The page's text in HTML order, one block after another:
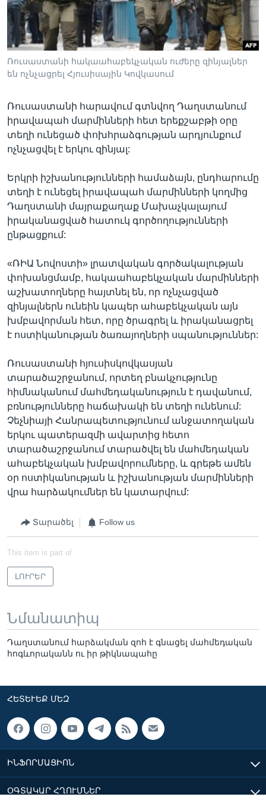
Լեզուներ
Ռուսաստանի հակաահաբեկչական ուժերը զինյալներ
են ոչնչացրել Հյուսիսային Կովկասում
Ռուսաստանի հարավում գտնվող Դաղստանում
իրավապահ մարմինների հետ երեքշաբթի օրը
տեղի ունեցած փոխհրաձգության արդյունքում
ոչնչացվել է երկու զինյալ:
Երկրի իշխանությունների համաձայն, ընդհարումը
տեղի է ունեցել իրավապահ մարմինների կողմից
Դաղստանի մայրաքաղաք Մախաչկալայում
իրականացված հատուկ գործողությունների
ընթացքում:
«ՌԻԱ Նովոստի» լրատվական գործակալության
փոխանցմամբ, հակաահաբեկչական մարմինների
աշխատողները հայտնել են, որ ոչնչացված
զինյալներն ունեին կապեր ահաբեկչական այն
խմբավորման հետ, որը ծրագրել և իրականացրել
է ոստիկանության ծառայողների սպանություններ:
Ռուսաստանի հյուսիսկովկասյան
տարածաշրջանում, որտեղ բնակչությունը
հիմնականում մահմեդականություն է դավանում,
բռնությունները հաճախակի են տեղի ունենում:
Չեչնիայի Հանրապետությունում անջատողական
երկու պատերազմի ավարտից հետո
տարածաշրջանում տարածվել են մահմեդական
ահաբեկչական խմբավորումները, և գրեթե ամեն
օր ոստիկանության և իշխանության մարմինների
վրա հարձակումներ են կատարվում:
Տարածել Follow us
This item is part of
ԼՈՒՐԵՐ
Նմանատիպ
Դաղստանում հարձակման զոհ է գնացել մահմեդական
հոգևորականն ու իր թիկնապահը
ՀԵՏԵՒԵՔ ՄԵԶ
ԻՆՖՈՐՄԱՑԻՈՆ
ՕԳՏԱԿԱՐ ՀՂՈՒՄՆԵՐ